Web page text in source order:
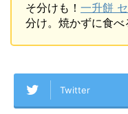
そ分けも！ 一升餅
分け。焼かずに食べ
Twitter